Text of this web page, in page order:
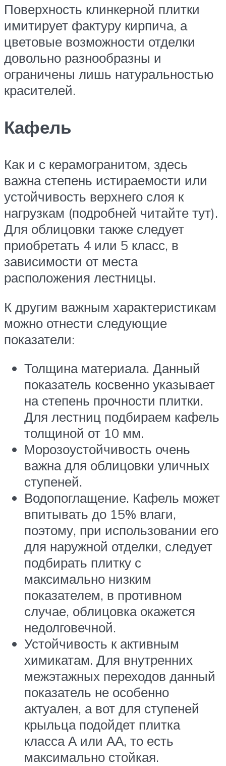
Поверхность клинкерной плитки
имитирует фактуру кирпича, а
цветовые возможности отделки
довольно разнообразны и
ограничены лишь натуральностью
красителей.
Кафель
Как и с керамогранитом, здесь
важна степень истираемости или
устойчивость верхнего слоя к
нагрузкам (подробней читайте тут).
Для облицовки также следует
приобретать 4 или 5 класс, в
зависимости от места
расположения лестницы.
К другим важным характеристикам
можно отнести следующие
показатели:
Толщина материала. Данный
показатель косвенно указывает
на степень прочности плитки.
Для лестниц подбираем кафель
толщиной от 10 мм.
Морозоустойчивость очень
важна для облицовки уличных
ступеней.
Водопоглащение. Кафель может
впитывать до 15% влаги,
поэтому, при использовании его
для наружной отделки, следует
подбирать плитку с
максимально низким
показателем, в противном
случае, облицовка окажется
недолговечной.
Устойчивость к активным
химикатам. Для внутренних
межэтажных переходов данный
показатель не особенно
актуален, а вот для ступеней
крыльца подойдет плитка
класса А или АА, то есть
максимально стойкая.